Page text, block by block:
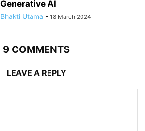
Generative AI
Bhakti Utama - 18 March 2024
9 COMMENTS
LEAVE A REPLY